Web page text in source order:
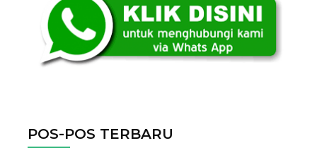
POS-POS TERBARU